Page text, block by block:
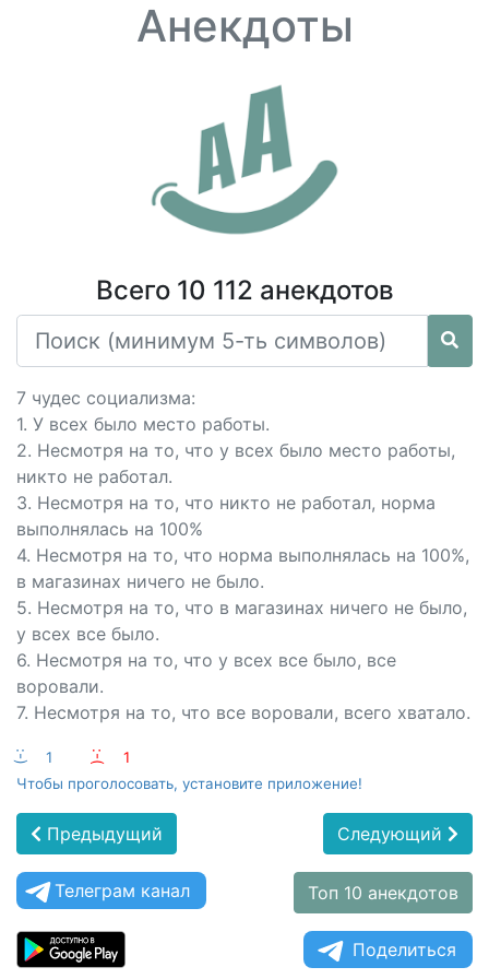
Анекдоты
Всего 10 112 анекдотов
7 чудес социализма:
1. У всех было место работы.
2. Несмотря на то, что у всех было место работы,
никто не работал.
3. Несмотря на то, что никто не работал, норма
выполнялась на 100%
4. Несмотря на то, что норма выполнялась на 100%,
в магазинах ничего не было.
5. Несмотря на то, что в магазинах ничего не было,
у всех все было.
6. Несмотря на то, что у всех все было, все
воровали.
7. Несмотря на то, что все воровали, всего хватало.
:-) 1 :-(
1
Чтобы проголосовать, установите приложение!
Предыдущий Следующий
Телеграм канал Топ 10 анекдотов
Поделиться